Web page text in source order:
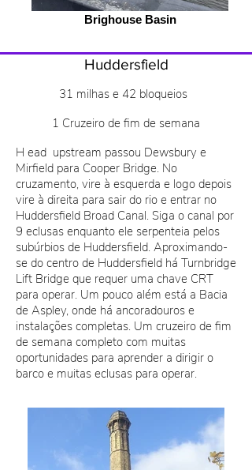
Brighouse Basin
Huddersfield
31 milhas e 42 bloqueios
1 Cruzeiro de fim de semana
H ead upstream passou Dewsbury e
Mirfield para Cooper Bridge. No
cruzamento, vire à esquerda e logo depois
vire à direita para sair do rio e entrar no
Huddersfield Broad Canal. Siga o canal por
9 eclusas enquanto ele serpenteia pelos
subúrbios de Huddersfield. Aproximando-
se do centro de Huddersfield há Turnbridge
Lift Bridge que requer uma chave CRT
para operar. Um pouco além está a Bacia
de Aspley, onde há ancoradouros e
instalações completas. Um cruzeiro de fim
de semana completo com muitas
oportunidades para aprender a dirigir o
barco e muitas eclusas para operar.